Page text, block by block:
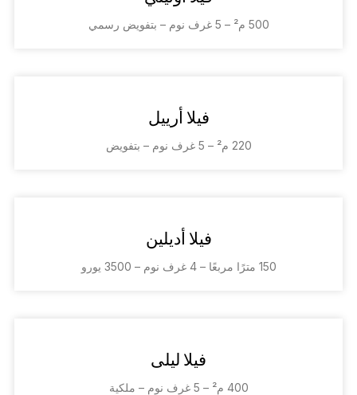
500 م² – 5 غرف نوم – بتفويض رسمي
فيلا أرييل
220 م² – 5 غرف نوم – بتفويض
فيلا أديلين
150 مترًا مربعًا – 4 غرف نوم – 3500 يورو
فيلا ليلى
400 م² – 5 غرف نوم – ملكية